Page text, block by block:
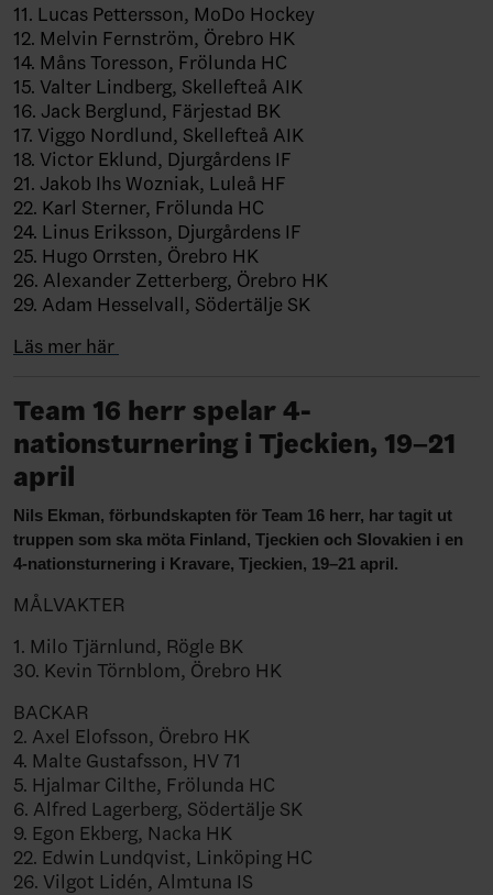
11. Lucas Pettersson, MoDo Hockey
12. Melvin Fernström, Örebro HK
14. Måns Toresson, Frölunda HC
15. Valter Lindberg, Skellefteå AIK
16. Jack Berglund, Färjestad BK
17. Viggo Nordlund, Skellefteå AIK
18. Victor Eklund, Djurgårdens IF
21. Jakob Ihs Wozniak, Luleå HF
22. Karl Sterner, Frölunda HC
24. Linus Eriksson, Djurgårdens IF
25. Hugo Orrsten, Örebro HK
26. Alexander Zetterberg, Örebro HK
29. Adam Hesselvall, Södertälje SK
Läs mer här
Team 16 herr spelar 4-
nationsturnering i Tjeckien, 19–21
april
Nils Ekman, förbundskapten för Team 16 herr, har tagit ut
truppen som ska möta Finland, Tjeckien och Slovakien i en
4-nationsturnering i Kravare, Tjeckien, 19–21 april.
MÅLVAKTER
1. Milo Tjärnlund, Rögle BK
30. Kevin Törnblom, Örebro HK
BACKAR
2. Axel Elofsson, Örebro HK
4. Malte Gustafsson, HV 71
5. Hjalmar Cilthe, Frölunda HC
6. Alfred Lagerberg, Södertälje SK
9. Egon Ekberg, Nacka HK
22. Edwin Lundqvist, Linköping HC
26. Vilgot Lidén, Almtuna IS